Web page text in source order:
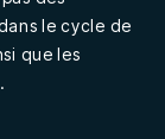
le cycle de
que les